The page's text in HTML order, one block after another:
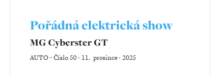
Pořádná elektrická show
MG Cyberster GT
AUTO-Číslo 50 ‧ 11. prosince ‧ 2025